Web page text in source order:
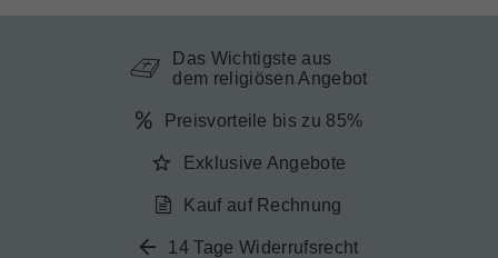
Das Wichtigste aus
dem religiösen Angebot
Preisvorteile bis zu 85%
Exklusive Angebote
Kauf auf Rechnung
14 Tage Widerrufsrecht